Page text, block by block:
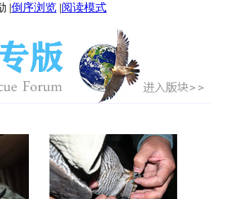
|倒序浏览 |阅读模式